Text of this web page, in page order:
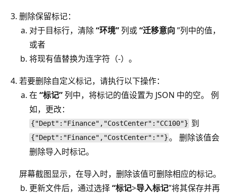
删除保留标记：
对于目标行，清除“环境” 列或“迁移意向”列中的值，
或者
将现有值替换为连字符（-）。
若要删除自定义标记，请执行以下操作：
在 “标记” 列中，将标记的值设置为 JSON 中的空。 例
如，更改：
{"Dept":"Finance","CostCenter":"CC100"} 到
{"Dept":"Finance","CostCenter":""} 。 删除该值会
删除导入时标记。
屏幕截图显示，在导入时，删除该值可删除相应的标记。
更新文件后，通过选择“标记>导入标记”将其保存并再